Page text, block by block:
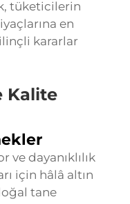
tüketicilerin
en
kararlar
Kalite
ve dayanıklılık
için hâlâ altın
tane